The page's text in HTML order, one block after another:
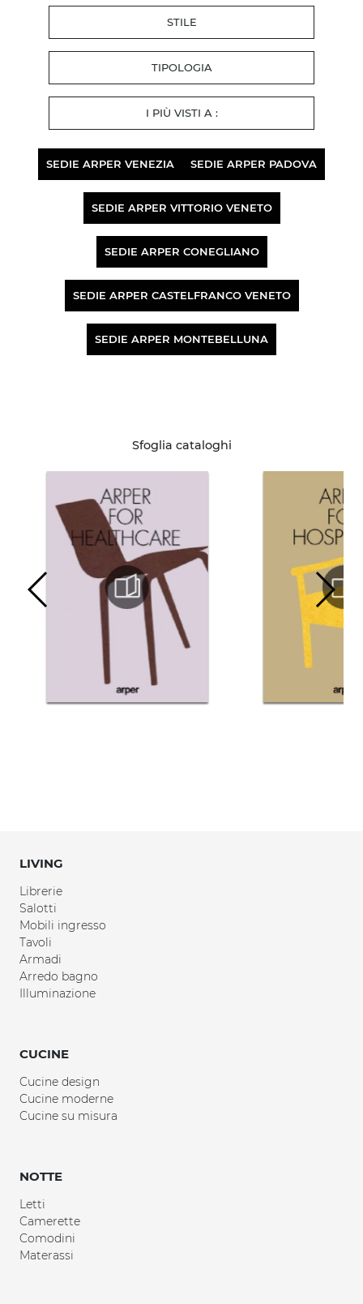
STILE
TIPOLOGIA
I PIÙ VISTI A :
SEDIE ARPER VENEZIA SEDIE ARPER PADOVA
SEDIE ARPER VITTORIO VENETO
SEDIE ARPER CONEGLIANO
SEDIE ARPER CASTELFRANCO VENETO
SEDIE ARPER MONTEBELLUNA
Sfoglia cataloghi
LIVING
Librerie
Salotti
Mobili ingresso
Tavoli
Armadi
Arredo bagno
Illuminazione
CUCINE
Cucine design
Cucine moderne
Cucine su misura
NOTTE
Letti
Camerette
Comodini
Materassi